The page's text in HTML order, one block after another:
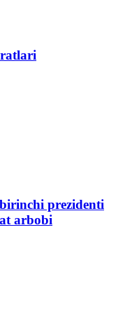
prezidenti
arbobi